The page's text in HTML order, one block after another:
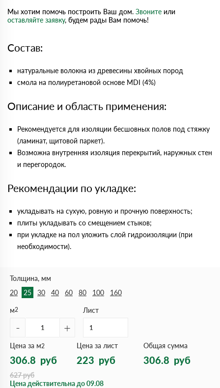
Мы хотим помочь построить Ваш дом. Звоните или
оставляйте заявку, будем рады Вам помочь!
Состав:
натуральные волокна из древесины хвойных пород
смола на полиуретановой основе MDI (4%)
Описание и область применения:
Рекомендуется для изоляции бесшовных полов под стяжку
(ламинат, щитовой паркет).
Возможна внутренняя изоляция перекрытий, наружных стен
и перегородок.
Рекомендации по укладке:
укладывать на сухую, ровную и прочную поверхность;
плиты укладывать со смещением стыков;
при укладке на пол уложить слой гидроизоляции (при
необходимости).
Толщина, мм
20
25 30 40 60 80 100 160
м2
- +
Лист
Цена за м2
306.8 руб
Цена за лист
223 руб
Общая сумма
306.8 руб
627руб
Цена действительна до 09.08